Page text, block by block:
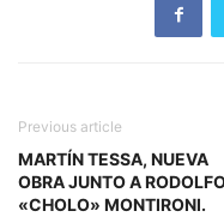
Previous article
MARTÍN TESSA, NUEVA
OBRA JUNTO A
«CHOLO» MONTIRONI.